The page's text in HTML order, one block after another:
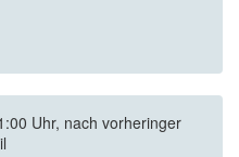
Uhr, nach vorheringer